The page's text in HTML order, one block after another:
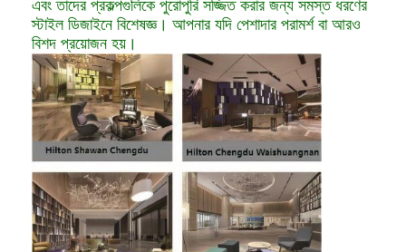
এবং তাদের প্রকল্পগুলিকে পুরোপুরি সজ্জিত করার জন্য সমস্ত ধরণের
স্টাইল ডিজাইনে বিশেষজ্ঞ। আপনার যদি পেশাদার পরামর্শ বা আরও
বিশদ প্রয়োজন হয়।